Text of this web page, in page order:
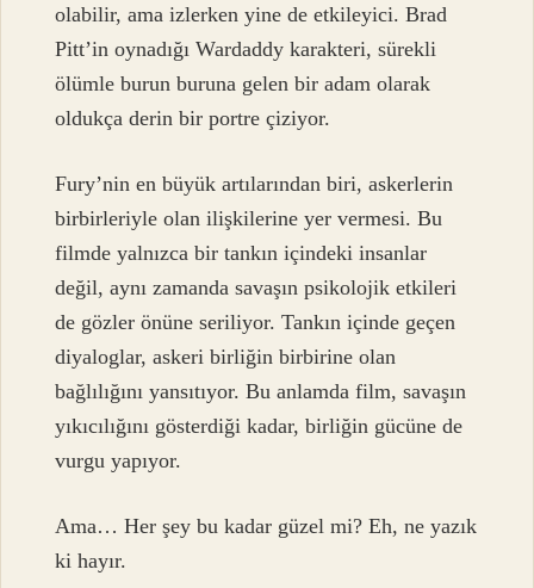
olabilir, ama izlerken yine de etkileyici. Brad
Pitt’in oynadığı Wardaddy karakteri, sürekli
ölümle burun buruna gelen bir adam olarak
oldukça derin bir portre çiziyor.
Fury’nin en büyük artılarından biri, askerlerin
birbirleriyle olan ilişkilerine yer vermesi. Bu
filmde yalnızca bir tankın içindeki insanlar
değil, aynı zamanda savaşın psikolojik etkileri
de gözler önüne seriliyor. Tankın içinde geçen
diyaloglar, askeri birliğin birbirine olan
bağlılığını yansıtıyor. Bu anlamda film, savaşın
yıkıcılığını gösterdiği kadar, birliğin gücüne de
vurgu yapıyor.
Ama… Her şey bu kadar güzel mi? Eh, ne yazık
ki hayır.